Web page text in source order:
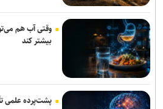
حمله موشکی گسترده روسیه به کی‌یف؛
را لرزاند
پزشکیان: اگر تا امروز مانده‌ایم،
گلایه‌مندان هم همراهی کردند + صوت
مذاکرات ایران-عمان درباره تنگه هرمز
تدوین نهایی
وقتی آب هم
بیشتر کند
پشت‌پرده علمی